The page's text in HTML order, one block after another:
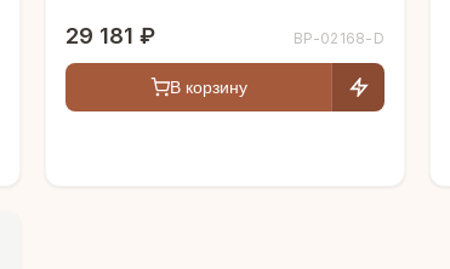
29 181 ₽ BP-02168-D
В корзину